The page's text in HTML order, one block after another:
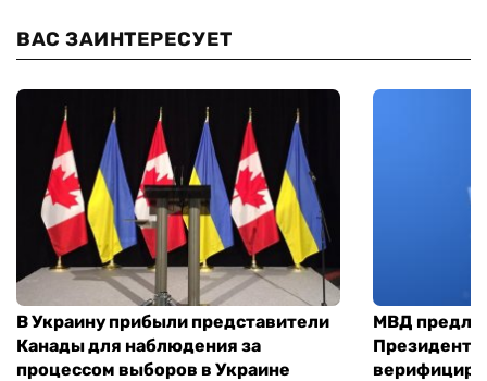
ВАС ЗАИНТЕРЕСУЕТ
В Украину прибыли представители
Канады для наблюдения за
процессом выборов в Украине
МВД